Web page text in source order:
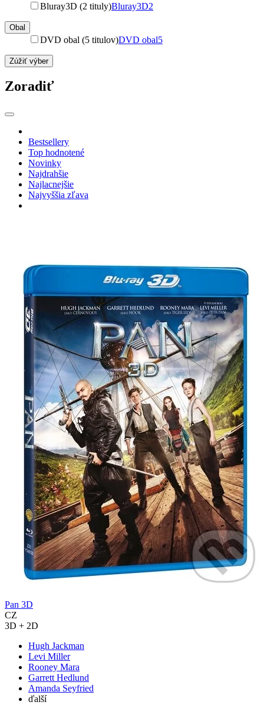
Bluray3D (2 tituly)Bluray3D2
Obal
DVD obal (5 titulov)DVD obal5
Zúžiť výber
Zoradiť
Bestsellery
Top hodnotené
Novinky
Najdrahšie
Najlacnejšie
Najvyššia zľava
Pan 3D
CZ
3D + 2D
Hugh Jackman
Levi Miller
Rooney Mara
Garrett Hedlund
Amanda Seyfried
ďalší